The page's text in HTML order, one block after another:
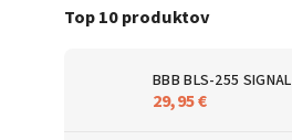
Top 10 produktov
BBB BLS-255
29,95 €